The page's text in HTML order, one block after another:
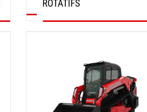
ROTATIFS